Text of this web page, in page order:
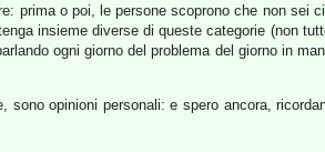
prima o poi, le persone scoprono che non sei
insieme diverse di queste categorie (non
ogni giorno del problema del giorno in
sono opinioni personali: e spero ancora,